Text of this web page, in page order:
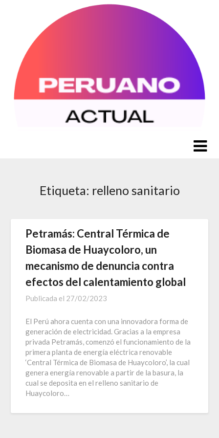
Etiqueta: relleno sanitario
Petramás: Central Térmica de
Biomasa de Huaycoloro, un
mecanismo de denuncia contra
efectos del calentamiento global
Publicada el 27/02/2023
El Perú ahora cuenta con una innovadora forma de
generación de electricidad. Gracias a la empresa
privada Petramás, comenzó el funcionamiento de la
primera planta de energía eléctrica renovable
‘Central Térmica de Biomasa de Huaycoloro’, la cual
genera energía renovable a partir de la basura, la
cual se deposita en el relleno sanitario de
Huaycoloro…